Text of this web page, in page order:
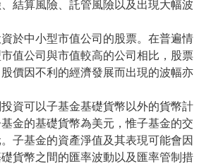
結算風險、託管風險以及出現大幅波
於中小型市值公司的股票。在普遍情
值公司與市值較高的公司相比，股票
價因不利的經濟發展而出現的波幅亦
資可以子基金基礎貨幣以外的貨幣計
金的基礎貨幣為美元，惟子基金的交
子基金的資產淨值及其表現可能會因
貨幣之間的匯率波動以及匯率管制措